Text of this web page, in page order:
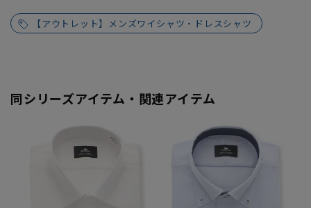
【アウトレット】メンズワイシャツ・ドレスシャツ
同シリーズアイテム・関連アイテム